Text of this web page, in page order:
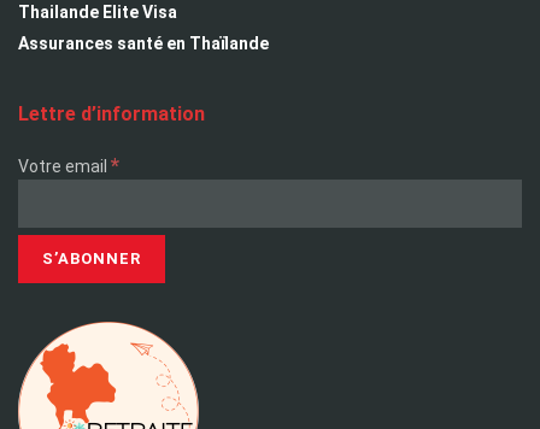
Thailande Elite Visa
Assurances santé en Thaïlande
Lettre d’information
Votre email *